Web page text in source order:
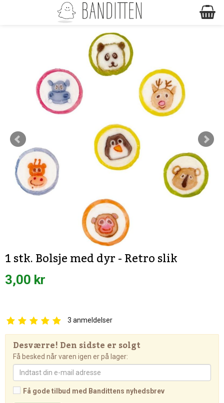
1 stk. Bolsje med dyr - Retro slik
3,00 kr
3 anmeldelser
Desværre! Den sidste er solgt
Få besked når varen igen er på lager:
Få gode tilbud med Bandittens nyhedsbrev